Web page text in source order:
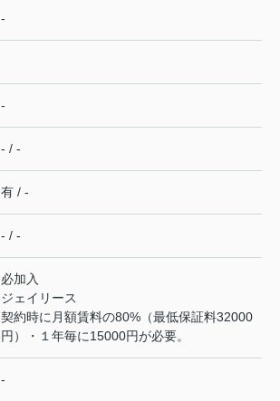
-
-
- / -
有 / -
- / -
必加入
ジェイリース
契約時に月額賃料の80%（最低保証料32000
円）・１年毎に15000円が必要。
-